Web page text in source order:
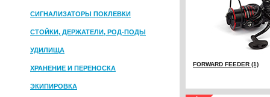
СИГНАЛИЗАТОРЫ ПОКЛЕВКИ
СТОЙКИ, ДЕРЖАТЕЛИ, РОД-ПОДЫ
УДИЛИЩА
ХРАНЕНИЕ И ПЕРЕНОСКА
ЭКИПИРОВКА
FORWARD FEEDER (1)